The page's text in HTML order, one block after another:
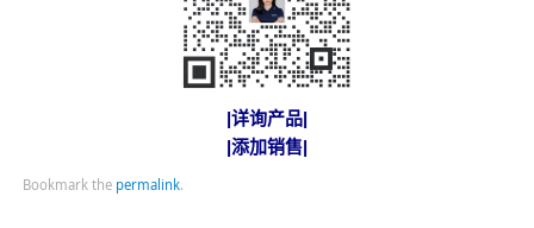
|详询产品|
|添加销售|
Bookmark the permalink.